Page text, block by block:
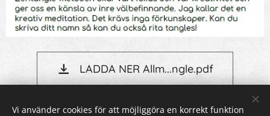
LADDA NER Allm...ngle.pdf
Vi använder cookies för att möjliggöra en korrekt funktion